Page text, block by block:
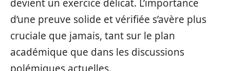
devient un exercice délicat. L’importance
d’une preuve solide et vérifiée s’avère plus
cruciale que jamais, tant sur le plan
académique que dans les discussions